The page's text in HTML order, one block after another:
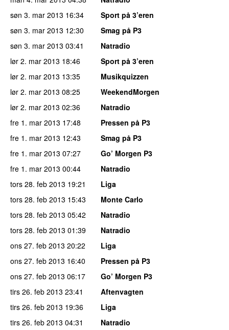
søn 3. mar 2013 16:34
Sport på 3’eren
søn 3. mar 2013 12:30
Smag på P3
søn 3. mar 2013 03:41
Natradio
lør 2. mar 2013 18:46
Sport på 3’eren
lør 2. mar 2013 13:35
Musikquizzen
lør 2. mar 2013 08:25
WeekendMorgen
lør 2. mar 2013 02:36
Natradio
fre 1. mar 2013 17:48
Pressen på P3
fre 1. mar 2013 12:43
Smag på P3
fre 1. mar 2013 07:27
Go’ Morgen P3
fre 1. mar 2013 00:44
Natradio
tors 28. feb 2013 19:21
Liga
tors 28. feb 2013 15:43
Monte Carlo
tors 28. feb 2013 05:42
Natradio
tors 28. feb 2013 01:39
Natradio
ons 27. feb 2013 20:22
Liga
ons 27. feb 2013 16:40
Pressen på P3
ons 27. feb 2013 06:17
Go’ Morgen P3
tirs 26. feb 2013 23:41
Aftenvagten
tirs 26. feb 2013 19:36
Liga
tirs 26. feb 2013 04:31
Natradio